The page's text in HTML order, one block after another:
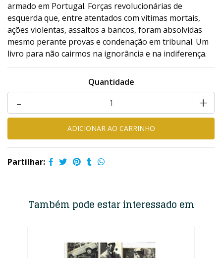
armado em Portugal. Forças revolucionárias de
esquerda que, entre atentados com vítimas mortais,
ações violentas, assaltos a bancos, foram absolvidas
mesmo perante provas e condenação em tribunal. Um
livro para não cairmos na ignorância e na indiferença.
Quantidade
+
-
Partilhar:
Também pode estar interessado em